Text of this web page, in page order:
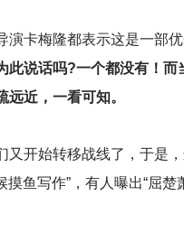
演卡梅隆都表示这是一部
此说话吗?一个都没有！而
近，一看可知。
开始转移战线了，于是，
鱼写作”，有人曝出“屈楚